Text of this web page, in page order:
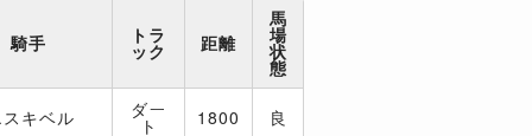
騎手 トラ
ック 距離
馬
場
状
態
キベル ダー
ト 1800 良